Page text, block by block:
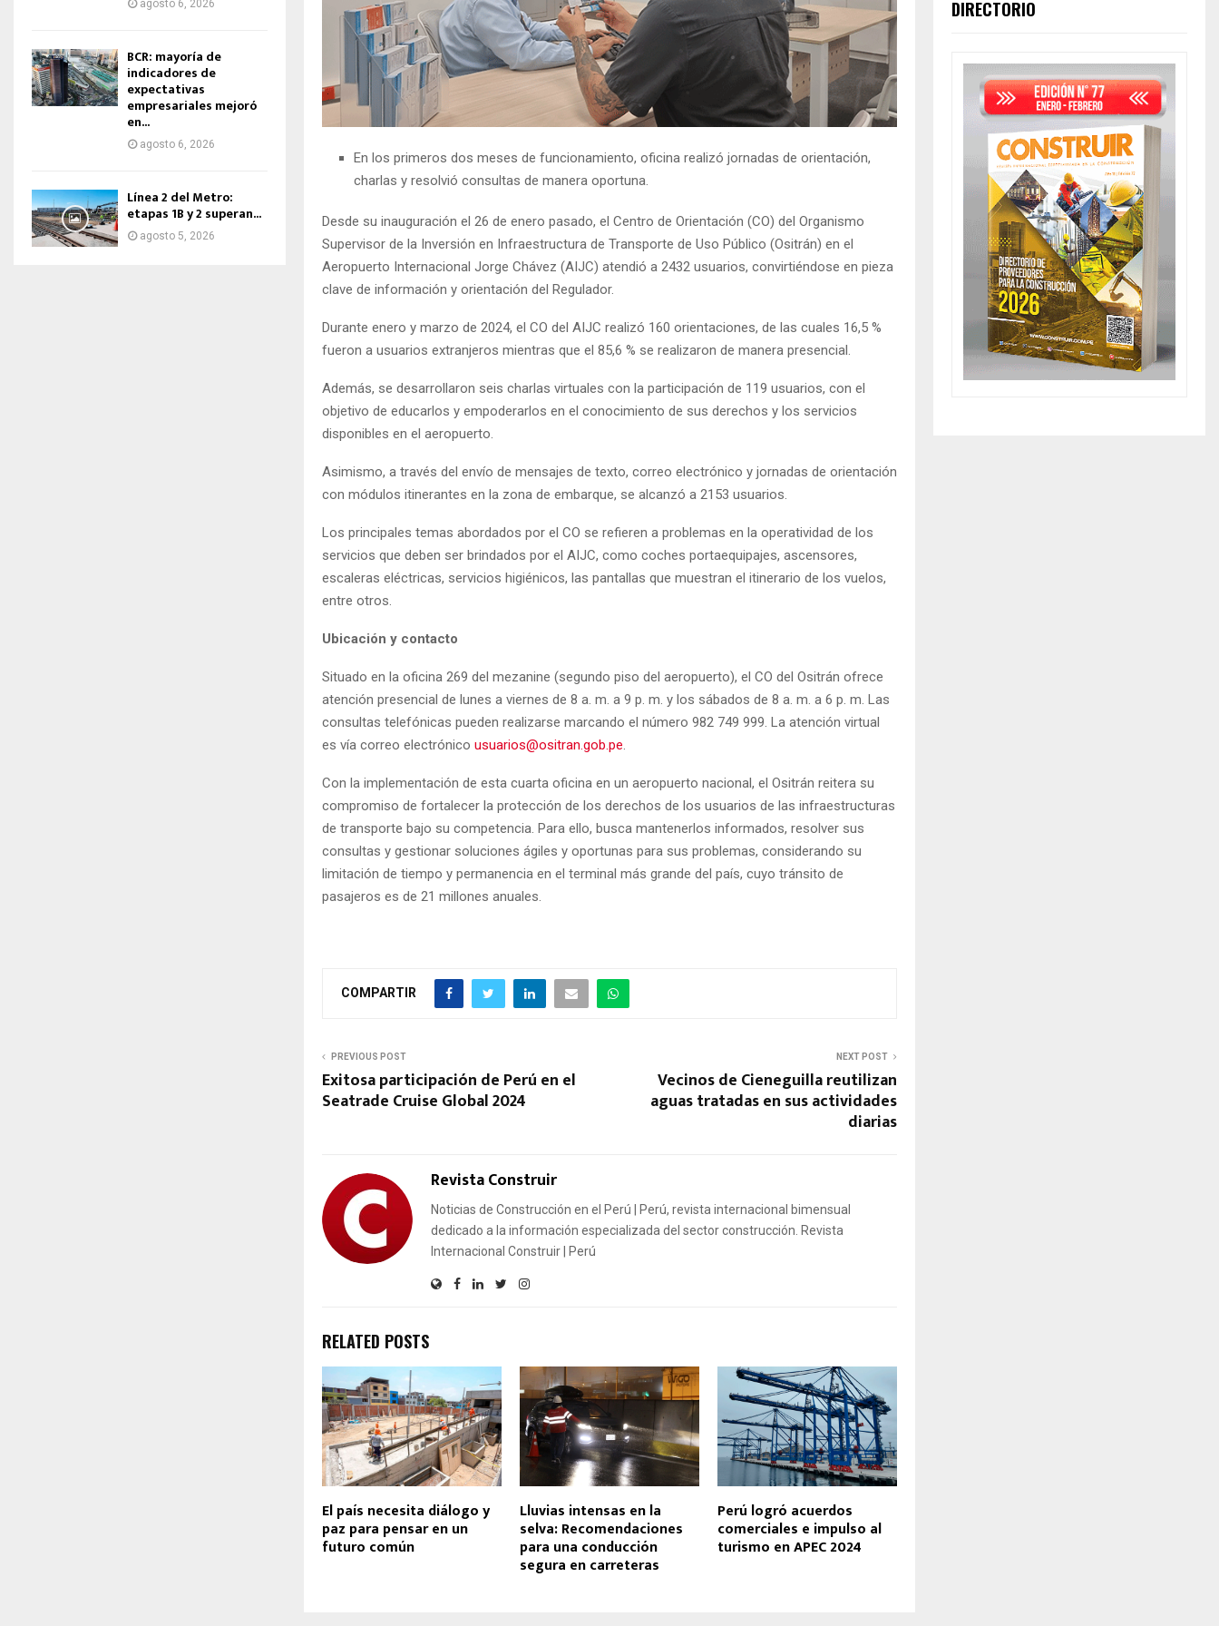
En los primeros dos meses de funcionamiento, oficina realizó jornadas de orientación,
charlas y resolvió consultas de manera oportuna.
Desde su inauguración el 26 de enero pasado, el Centro de Orientación (CO) del Organismo
Supervisor de la Inversión en Infraestructura de Transporte de Uso Público (Ositrán) en el
Aeropuerto Internacional Jorge Chávez (AIJC) atendió a 2432 usuarios, convirtiéndose en pieza
clave de información y orientación del Regulador.
Durante enero y marzo de 2024, el CO del AIJC realizó 160 orientaciones, de las cuales 16,5 %
fueron a usuarios extranjeros mientras que el 85,6 % se realizaron de manera presencial.
Además, se desarrollaron seis charlas virtuales con la participación de 119 usuarios, con el
objetivo de educarlos y empoderarlos en el conocimiento de sus derechos y los servicios
disponibles en el aeropuerto.
Asimismo, a través del envío de mensajes de texto, correo electrónico y jornadas de orientación
con módulos itinerantes en la zona de embarque, se alcanzó a 2153 usuarios.
Los principales temas abordados por el CO se refieren a problemas en la operatividad de los
servicios que deben ser brindados por el AIJC, como coches portaequipajes, ascensores,
escaleras eléctricas, servicios higiénicos, las pantallas que muestran el itinerario de los vuelos,
entre otros.
Ubicación y contacto
Situado en la oficina 269 del mezanine (segundo piso del aeropuerto), el CO del Ositrán ofrece
atención presencial de lunes a viernes de 8 a. m. a 9 p. m. y los sábados de 8 a. m. a 6 p. m. Las
consultas telefónicas pueden realizarse marcando el número 982 749 999. La atención virtual
es vía correo electrónico usuarios@ositran.gob.pe.
Con la implementación de esta cuarta oficina en un aeropuerto nacional, el Ositrán reitera su
compromiso de fortalecer la protección de los derechos de los usuarios de las infraestructuras
de transporte bajo su competencia. Para ello, busca mantenerlos informados, resolver sus
consultas y gestionar soluciones ágiles y oportunas para sus problemas, considerando su
limitación de tiempo y permanencia en el terminal más grande del país, cuyo tránsito de
pasajeros es de 21 millones anuales.
COMPARTIR
PREVIOUS POST
Exitosa participación de Perú en el
Seatrade Cruise Global 2024
NEXT POST
Vecinos de Cieneguilla reutilizan
aguas tratadas en sus actividades
diarias
Revista Construir
Noticias de Construcción en el Perú | Perú, revista internacional bimensual
dedicado a la información especializada del sector construcción. Revista
Internacional Construir | Perú
RELATED POSTS
El país necesita diálogo y
paz para pensar en un
futuro común
Lluvias intensas en la
selva: Recomendaciones
para una conducción
segura en carreteras
Perú logró acuerdos
comerciales e impulso al
turismo en APEC 2024
agosto 6, 2026
BCR: mayoría de
indicadores de
expectativas
empresariales mejoró
en...
agosto 6, 2026
Línea 2 del Metro:
etapas 1B y 2 superan...
agosto 5, 2026
DIRECTORIO